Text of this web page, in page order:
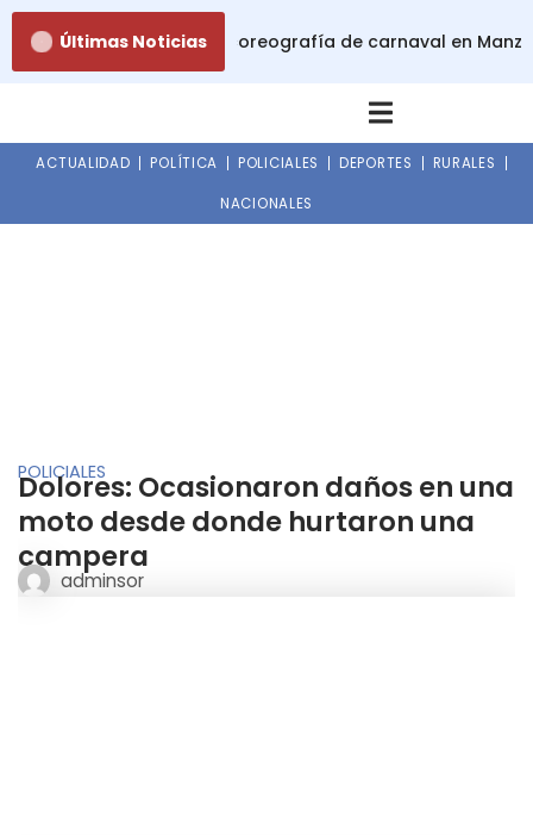
contenido
Últimas Noticias
gratuito de baile y coreografía de carnaval en
ACTUALIDAD POLÍTICA POLICIALES DEPORTES RURALES
NACIONALES
POLICIALES
Dolores: Ocasionaron daños en una
moto desde donde hurtaron una
campera
adminsor